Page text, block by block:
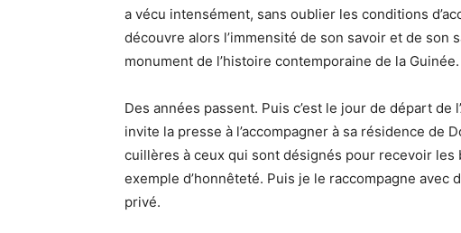
a vécu intensément, sans oublier les conditions
découvre alors l’immensité de son savoir et de son
monument de l’histoire contemporaine de la Guinée.
Des années passent. Puis c’est le jour de départ de
invite la presse à l’accompagner à sa résidence de
cuillères à ceux qui sont désignés pour recevoir les
exemple d’honnêteté. Puis je le raccompagne avec
privé.